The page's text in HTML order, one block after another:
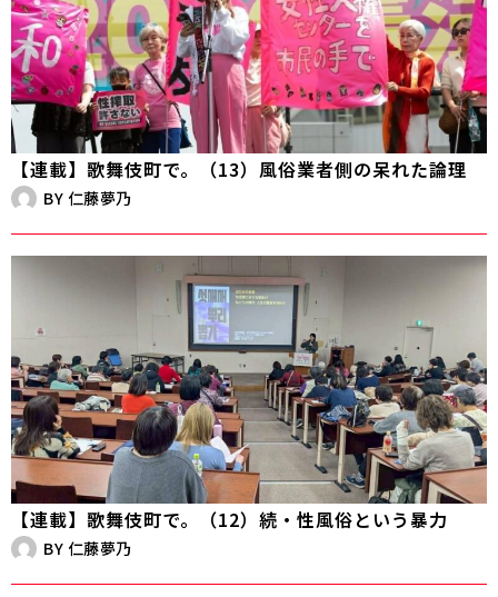
【連載】歌舞伎町で。（13）風俗業者側の呆れた論理
BY 仁藤夢乃
【連載】歌舞伎町で。（12）続・性風俗という暴力
BY 仁藤夢乃